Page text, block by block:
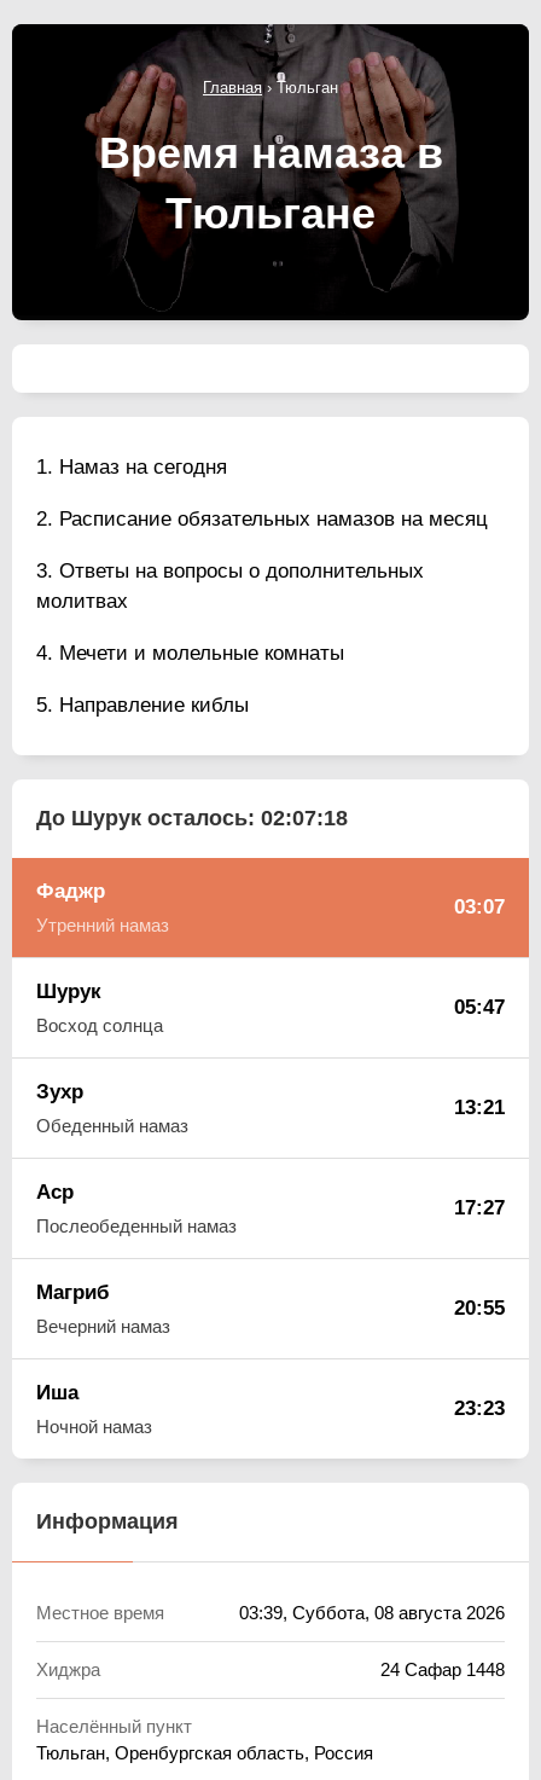
Главная› Тюльган
Время намаза в
Тюльгане
Намаз на сегодня
Расписание обязательных намазов на месяц
Ответы на вопросы о дополнительных
молитвах
Мечети и молельные комнаты
Направление киблы
До Шурук осталось: 02:07:17
Фаджр
Утренний намаз
03:07
Шурук
Восход солнца
05:47
Зухр
Обеденный намаз
13:21
Аср
Послеобеденный намаз
17:27
Магриб
Вечерний намаз
20:55
Иша
Ночной намаз
23:23
Информация
Местное время 03:39, Суббота, 08 августа 2026
Хиджра 24 Сафар 1448
Населённый пункт
Тюльган, Оренбургская область, Россия